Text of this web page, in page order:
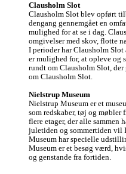
Clausholm Slot
Clausholm Slot blev opført
dengang gennemgået en
mulighed for at se i dag.
omgivelser med skov, flotte
I perioder har Clausholm
er mulighed for, at opleve og
rundt om Clausholm Slot,
om Clausholm Slot.
Nielstrup Museum
Nielstrup Museum er et
som redskaber, tøj og møbler
flere etager, der alle sammen
juletiden og sommertiden vil
Museum har specielle
Museum er et besøg værd,
og genstande fra fortiden.